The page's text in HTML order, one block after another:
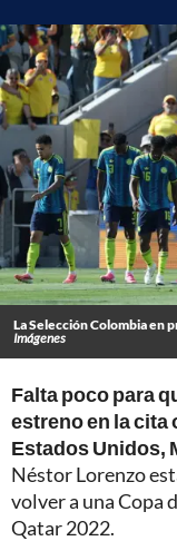
La Selección Colombia en
Imágenes
Falta poco para
estreno en la cita
Estados Unidos,
Néstor Lorenzo
volver a una Copa
Qatar 2022.